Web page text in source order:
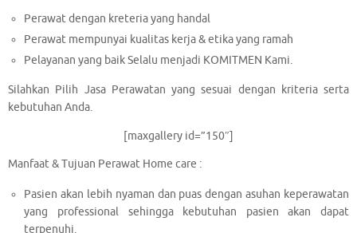
Perawat dengan kreteria yang handal
Perawat mempunyai kualitas kerja & etika yang ramah
Pelayanan yang baik Selalu menjadi KOMITMEN Kami.
Silahkan Pilih Jasa Perawatan yang sesuai dengan kriteria serta
kebutuhan Anda.
[maxgallery id=”150″]
Manfaat & Tujuan Perawat Home care :
Pasien akan lebih nyaman dan puas dengan asuhan keperawatan
yang professional sehingga kebutuhan pasien akan dapat
terpenuhi.